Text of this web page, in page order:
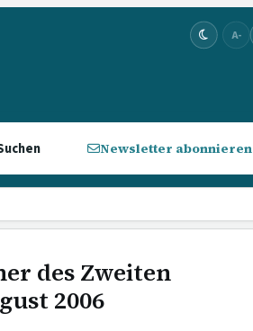
A-
Newsletter abonnieren
des Zweiten
2006